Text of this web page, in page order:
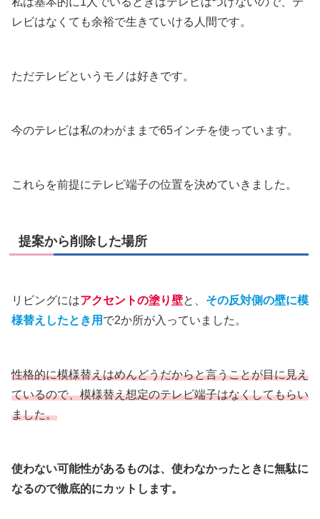
レビはなくても余裕で生きていける人間です。
ただテレビというモノは好きです。
今のテレビは私のわがままで65インチを使っています。
これらを前提にテレビ端子の位置を決めていきました。
提案から削除した場所
リビングにはアクセントの塗り壁と、 その反対側の壁に模
様替えしたとき用 で2か所が入っていました。
性格的に模様替えはめんどうだからと言うことが目に見え
ているので、模様替え想定のテレビ端子はなくしてもらい
ました。
使わない可能性があるものは、使わなかったときに無駄に
なるので徹底的にカットします。